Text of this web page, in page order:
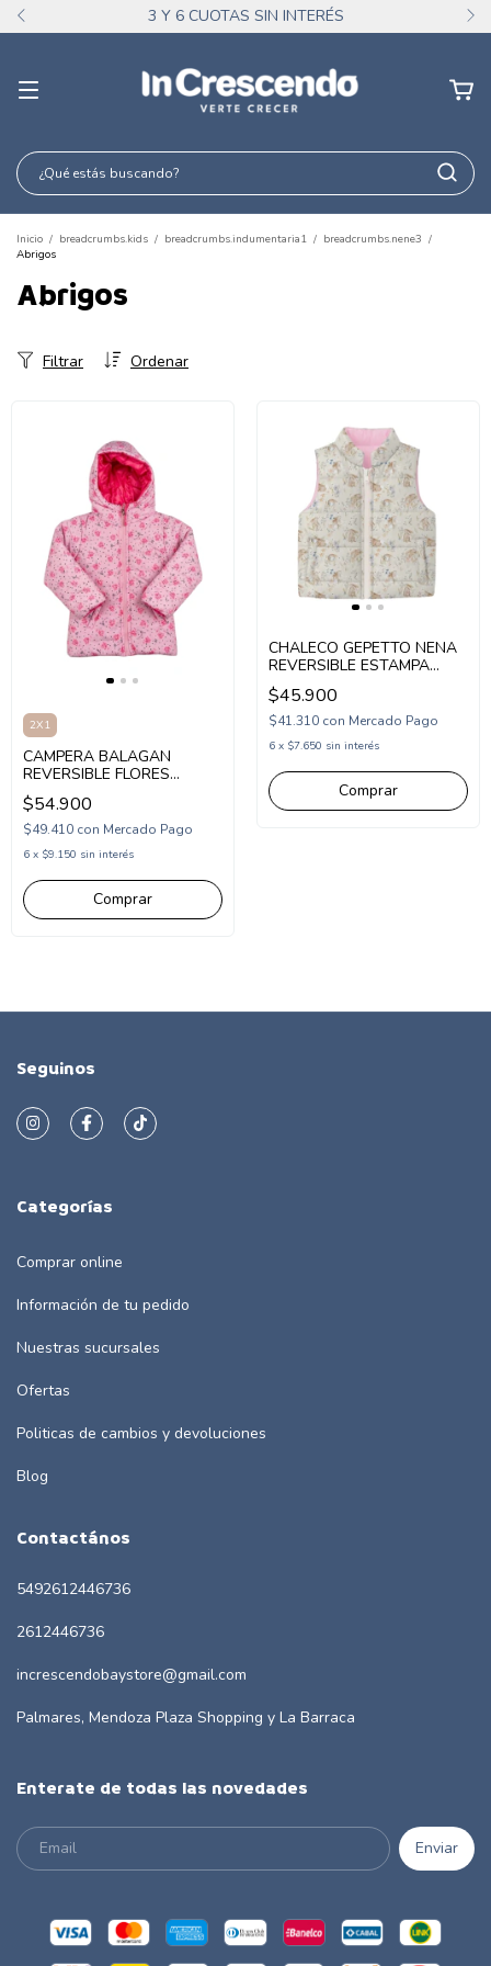
3 Y 6 CUOTAS SIN INTERÉS
Inicio / breadcrumbs.kids / breadcrumbs.indumentaria1 / breadcrumbs.nene3 /
Abrigos
Abrigos
Ordenar
Filtrar
2X1
CAMPERA BALAGAN
REVERSIBLE FLORES
(BA263006)
$54.900
$49.410 con Mercado Pago
6 x $9.150 sin interés
Comprar
CHALECO GEPETTO NENA
REVERSIBLE ESTAMPA
FLORES Y CONEJITOS
(GT291154)
$45.900
$41.310 con Mercado Pago
6 x $7.650 sin interés
Comprar
Seguinos
Categorías
Comprar online
Información de tu pedido
Nuestras sucursales
Ofertas
Politicas de cambios y devoluciones
Blog
Contactános
5492612446736
2612446736
increscendobaystore@gmail.com
Palmares, Mendoza Plaza Shopping y La Barraca
Enterate de todas las novedades